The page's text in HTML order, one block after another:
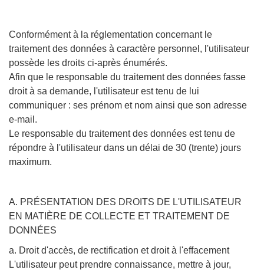
Conformément à la réglementation concernant le
traitement des données à caractère personnel, l'utilisateur
possède les droits ci-après énumérés.
Afin que le responsable du traitement des données fasse
droit à sa demande, l'utilisateur est tenu de lui
communiquer : ses prénom et nom ainsi que son adresse
e-mail.
Le responsable du traitement des données est tenu de
répondre à l'utilisateur dans un délai de 30 (trente) jours
maximum.
A. PRÉSENTATION DES DROITS DE L'UTILISATEUR
EN MATIÈRE DE COLLECTE ET TRAITEMENT DE
DONNÉES
a. Droit d'accès, de rectification et droit à l'effacement
L'utilisateur peut prendre connaissance, mettre à jour,